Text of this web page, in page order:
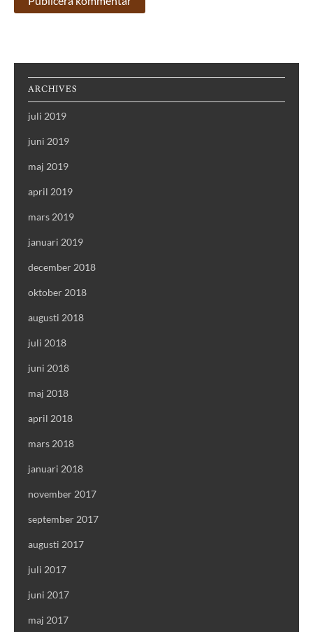
ARCHIVES
juli 2019
juni 2019
maj 2019
april 2019
mars 2019
januari 2019
december 2018
oktober 2018
augusti 2018
juli 2018
juni 2018
maj 2018
april 2018
mars 2018
januari 2018
november 2017
september 2017
augusti 2017
juli 2017
juni 2017
maj 2017